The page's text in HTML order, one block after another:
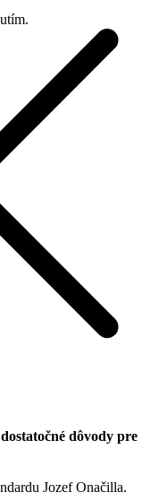
dôvody pre
Jozef Onačilla.